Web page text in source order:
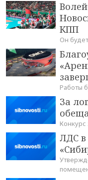
КПП
Он
Работы
За
Конкурс
ЛДС в